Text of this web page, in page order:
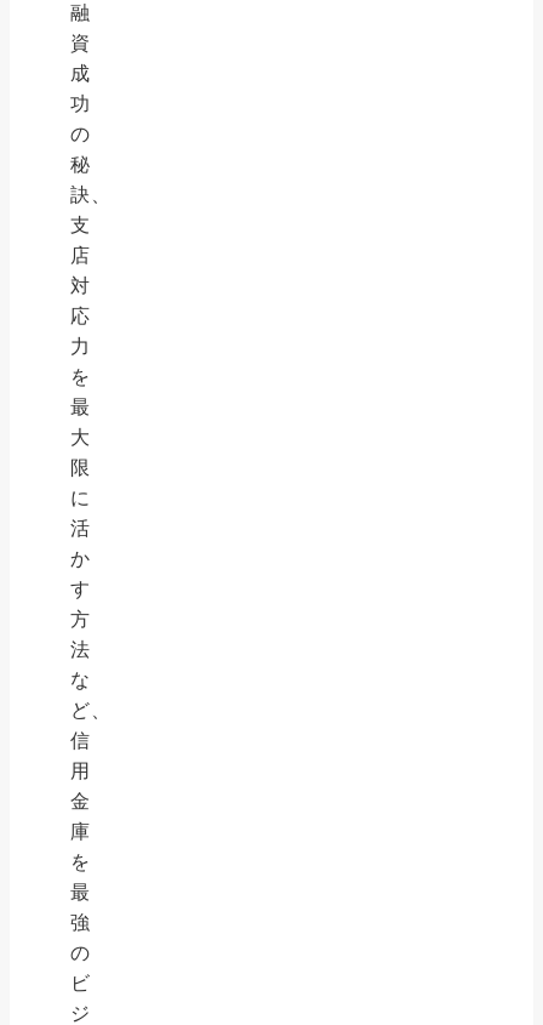
融
資
成
功
の
秘
訣、
支
店
対
応
力
を
最
大
限
に
活
か
す
方
法
な
ど、
信
用
金
庫
を
最
強
の
ビ
ジ